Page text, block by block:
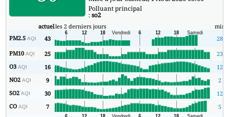
Polluant principal
:so2
actuelles 2 derniers jours min
PM2.5AQI 43
28
PM10AQI 25
23
O3AQI 16
12
NO2AQI 9
2
SO2AQI 30
12
COAQI 7
5